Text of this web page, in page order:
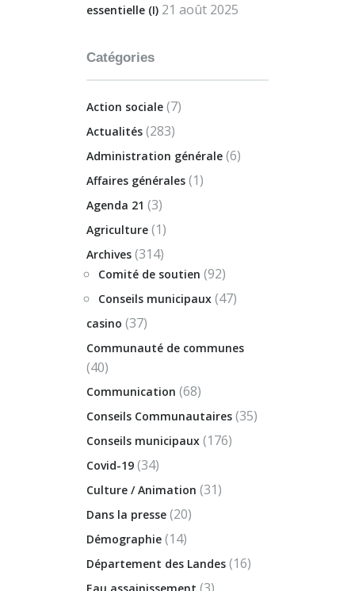
essentielle (I) 21 août 2025
Catégories
Action sociale (7)
Actualités (283)
Administration générale (6)
Affaires générales (1)
Agenda 21 (3)
Agriculture (1)
Archives (314)
Comité de soutien (92)
Conseils municipaux (47)
casino (37)
Communauté de communes
(40)
Communication (68)
Conseils Communautaires (35)
Conseils municipaux (176)
Covid-19 (34)
Culture / Animation (31)
Dans la presse (20)
Démographie (14)
Département des Landes (16)